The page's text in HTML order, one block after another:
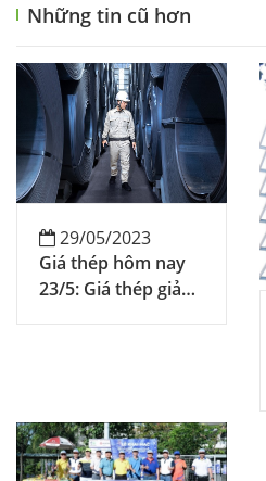
Những tin cũ hơn
29/05/2023
Giá thép hôm nay
23/5: Giá thép giảm,